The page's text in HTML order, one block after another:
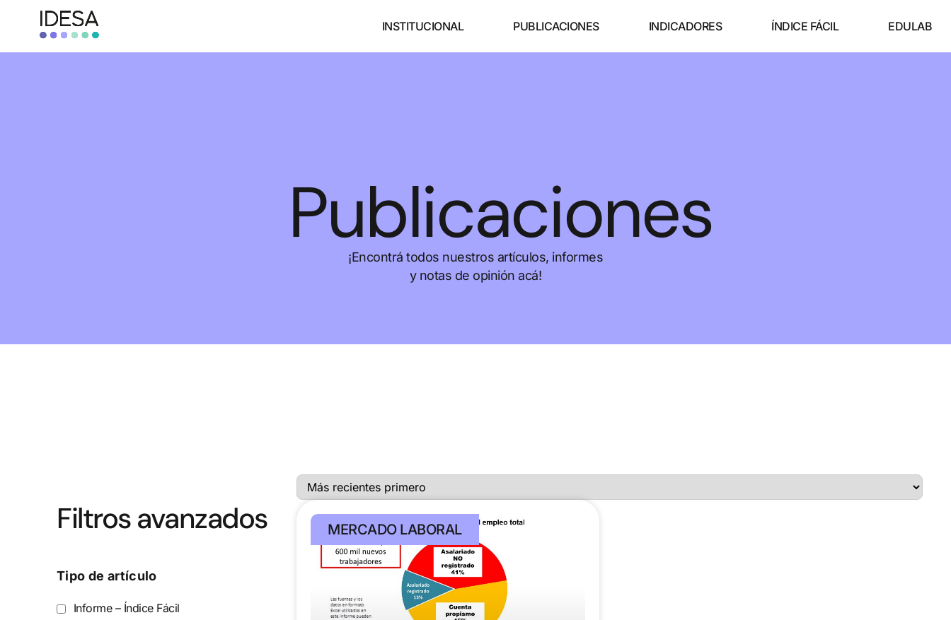
INSTITUCIONAL PUBLICACIONES INDICADORES ÍNDICE FÁCIL EDULAB
Publicaciones
¡Encontrá todos nuestros artículos, informes
y notas de opinión acá!
Filtros avanzados
Tipo de artículo
Informe – Índice Fácil
MERCADO LABORAL